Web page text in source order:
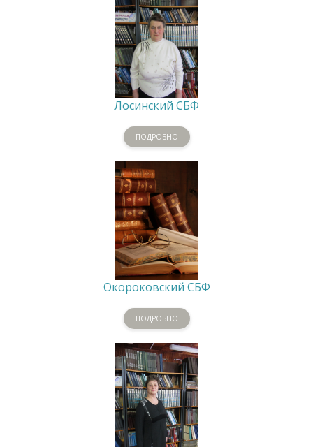
Лосинский СБФ
ПОДРОБНО
Окороковский СБФ
ПОДРОБНО